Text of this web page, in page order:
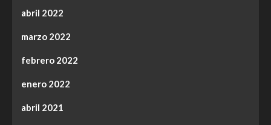
abril 2022
marzo 2022
febrero 2022
enero 2022
abril 2021